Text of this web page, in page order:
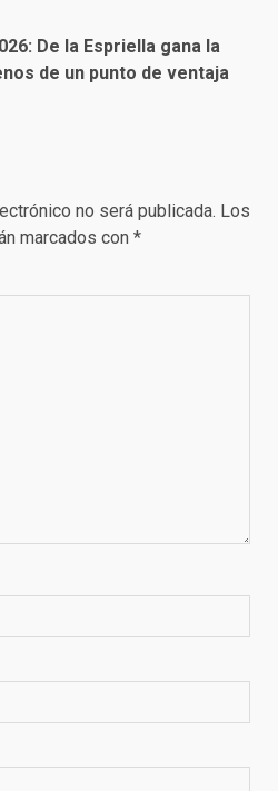
De la Espriella gana la
de un punto de ventaja
no será publicada. Los
marcados con *